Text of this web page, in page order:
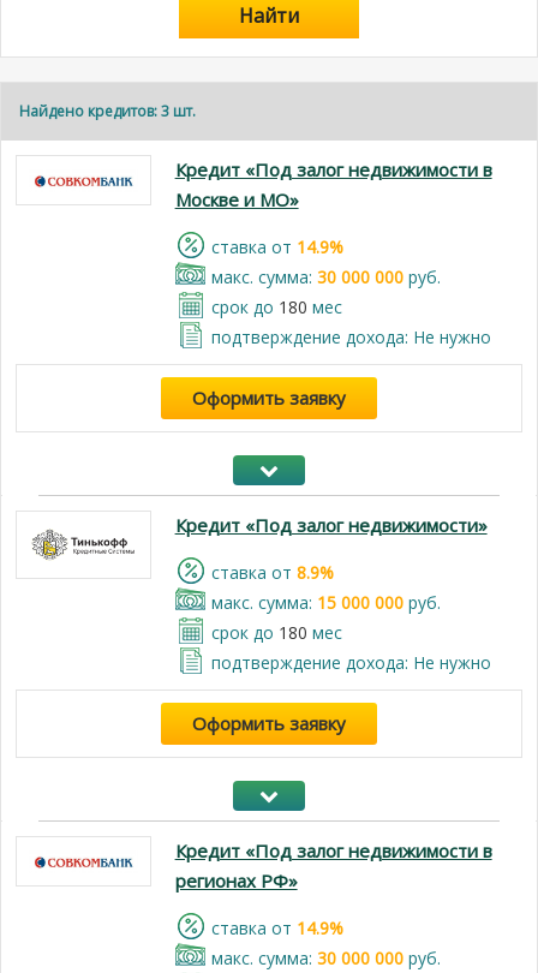
Найти
Найдено кредитов: 3 шт.
Кредит «Под залог недвижимости в
Москве и МО»
cтавка от 14.9%
макс. сумма: 30 000 000руб.
срок до 180 мес
подтверждение дохода: Не нужно
Оформить заявку
Кредит «Под залог недвижимости»
cтавка от 8.9%
макс. сумма: 15 000 000руб.
срок до 180 мес
подтверждение дохода: Не нужно
Оформить заявку
Кредит «Под залог недвижимости в
регионах РФ»
cтавка от 14.9%
макс. сумма: 30 000 000руб.